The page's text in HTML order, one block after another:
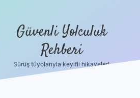
Güvenli Yolculuk
Rehberi
Sürüş tüyolarıyla keyifli hikayeler!